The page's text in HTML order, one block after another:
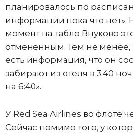
планировалось по
информации пока что нет».
момент на табло Внуково
отмененным. Тем не менее,
есть информация, что он
забирают из отеля в 3:40
на 6:40».
У Red Sea Airlines во флоте
Сейчас помимо того, у